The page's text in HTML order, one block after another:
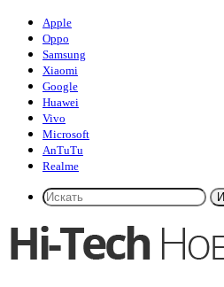
Apple
Oppo
Samsung
Xiaomi
Google
Huawei
Vivo
Microsoft
AnTuTu
Realme